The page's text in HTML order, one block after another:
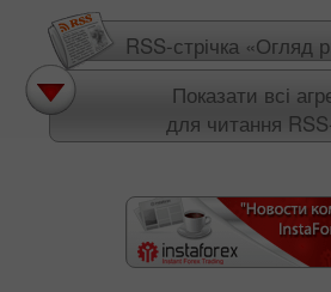
RSS-стрічка «Огляд
Показати всі
для читання